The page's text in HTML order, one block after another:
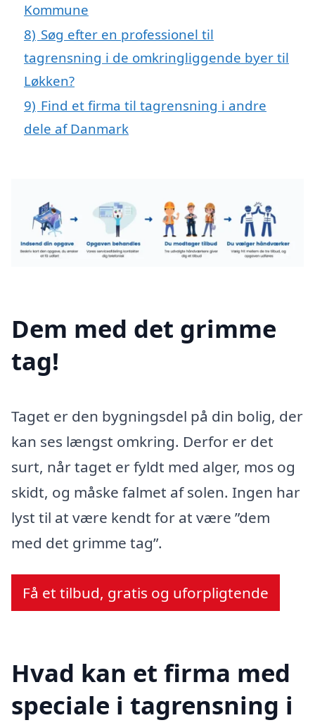
Kommune
8) Søg efter en professionel til
tagrensning i de omkringliggende byer til
Løkken?
9) Find et firma til tagrensning i andre
dele af Danmark
Dem med det grimme
tag!
Taget er den bygningsdel på din bolig, der
kan ses længst omkring. Derfor er det
surt, når taget er fyldt med alger, mos og
skidt, og måske falmet af solen. Ingen har
lyst til at være kendt for at være ”dem
med det grimme tag”.
Få et tilbud, gratis og uforpligtende
Hvad kan et firma med
speciale i tagrensning i